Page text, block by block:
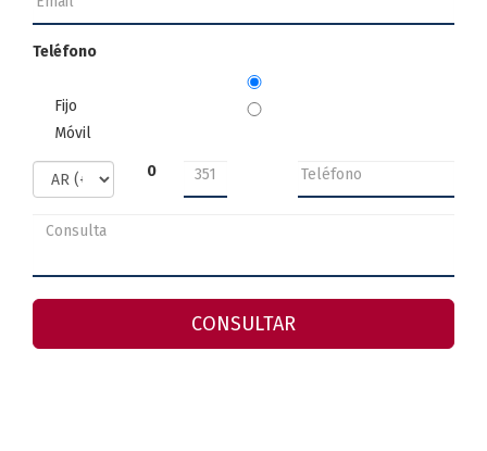
Teléfono
Fijo
Móvil
0
CONSULTAR